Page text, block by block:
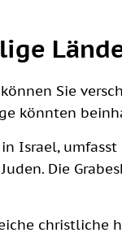
Sie
könnten
Israel,
Die
christliche